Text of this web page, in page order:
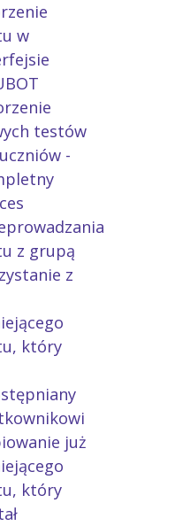
w
testów
-
z grupą
z
który
już
który